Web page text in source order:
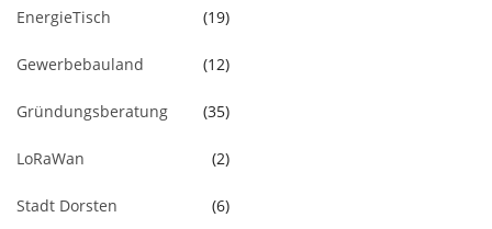
EnergieTisch (19)
Gewerbebauland (12)
Gründungsberatung (35)
LoRaWan (2)
Stadt Dorsten (6)